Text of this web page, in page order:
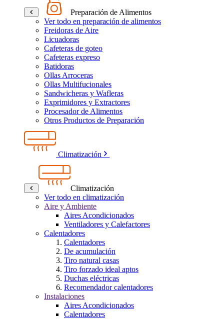
Preparación de Alimentos
Ver todo en preparación de alimentos
Freidoras de Aire
Licuadoras
Cafeteras de goteo
Cafeteras expreso
Batidoras
Ollas Arroceras
Ollas Multifucionales
Sandwicheras y Wafleras
Exprimidores y Extractores
Procesador de Alimentos
Otros Productos de Preparación
Climatización
Climatización
Ver todo en climatización
Aire y Ambiente
Aires Acondicionados
Ventiladores y Calefactores
Calentadores
Calentadores
De acumulación
Tiro natural casas
Tiro forzado ideal aptos
Duchas eléctricas
Recomendador calentadores
Instalaciones
Aires Acondicionados
Calentadores